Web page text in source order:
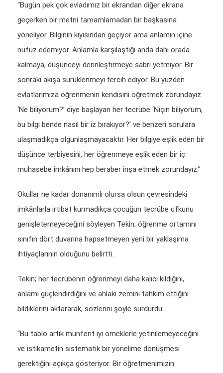
“Bugün pek çok evladımız bir ekrandan diğer ekrana
geçerken bir metni tamamlamadan bir başkasına
yöneliyor. Bilginin kıyısından geçiyor ama anlamın içine
nüfuz edemiyor. Anlamla karşılaştığı anda dahi orada
kalmaya, düşünceyi derinleştirmeye sabrı yetmiyor. Bir
sonraki akışa sürüklenmeyi tercih ediyor. Bu yüzden
evlatlarımıza öğrenmenin kendisini öğretmek zorundayız.
‘Ne biliyorum?’ diye başlayan her tecrübe ‘Niçin biliyorum,
bu bilgi bende nasıl bir iz bırakıyor?’ ve benzeri sorulara
ulaşmadıkça olgunlaşmayacaktır. Her bilgiye eşlik eden bir
düşünce terbiyesini, her öğrenmeye eşlik eden bir iç
muhasebe imkânını hep beraber inşa etmek zorundayız.”
Okullar ne kadar donanımlı olursa olsun çevresindeki
imkânlarla irtibat kurmadıkça çocuğun tecrübe ufkunu
genişletemeyeceğini söyleyen Tekin, öğrenme ortamını
sınıfın dört duvarına hapsetmeyen yeni bir yaklaşıma
ihtiyaçlarının olduğunu belirtti.
Tekin; her tecrübenin öğrenmeyi daha kalıcı kıldığını,
anlamı güçlendirdiğini ve ahlaki zemini tahkim ettiğini
bildiklerini aktararak, sözlerini şöyle sürdürdü:
“Bu tablo artık münferit iyi örneklerle yetinilemeyeceğini
ve istikametin sistematik bir yönelime dönüşmesi
gerektiğini açıkça gösteriyor. Bir öğretmenimizin